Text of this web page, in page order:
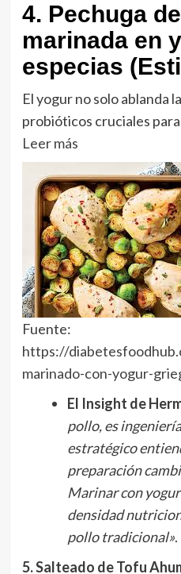
4. Pechuga
marinada en
especias
El yogur no solo ablanda
probióticos cruciales
Leer más
Fuente:
https://
marinado-con-yogur-
El Insight de
pollo, es
estratégico
preparación
Marinar con
densidad
pollo tradicional».
5. Salteado de Tofu